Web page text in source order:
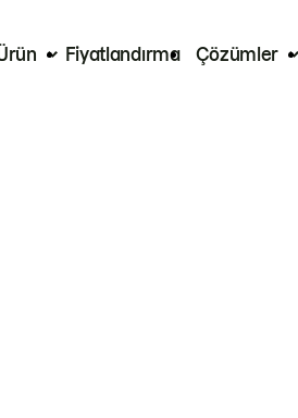
Fiyatlandırma Çözümler